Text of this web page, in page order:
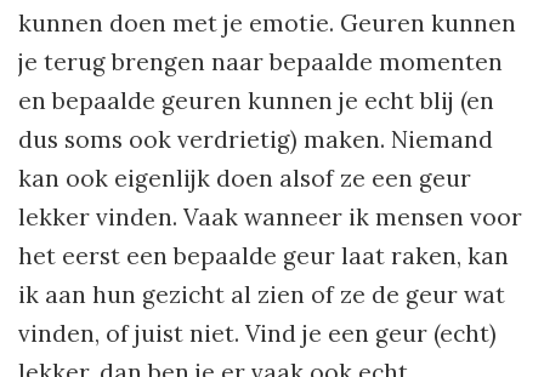
kunnen doen met je emotie. Geuren kunnen
je terug brengen naar bepaalde momenten
en bepaalde geuren kunnen je echt blij (en
dus soms ook verdrietig) maken. Niemand
kan ook eigenlijk doen alsof ze een geur
lekker vinden. Vaak wanneer ik mensen voor
het eerst een bepaalde geur laat raken, kan
ik aan hun gezicht al zien of ze de geur wat
vinden, of juist niet. Vind je een geur (echt)